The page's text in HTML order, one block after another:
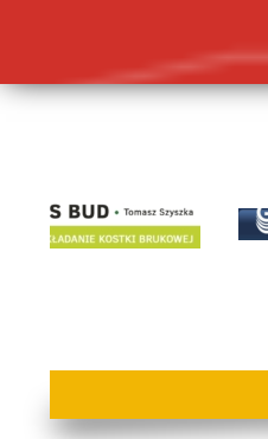
lorem